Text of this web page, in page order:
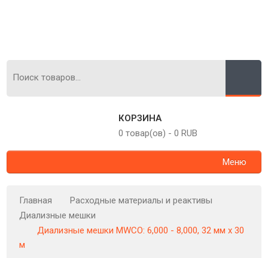
КОРЗИНА
0 товар(ов) - 0 RUB
Меню
Главная
Расходные материалы и реактивы
Диализные мешки
Диализные мешки MWCO: 6,000 - 8,000, 32 мм х 30
м